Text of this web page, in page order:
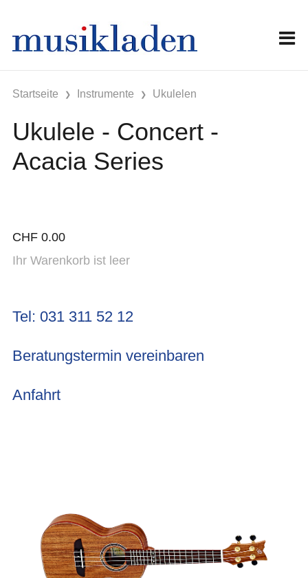
Startseite Instrumente Ukulelen
Ukulele - Concert -
Acacia Series
CHF 0.00
Ihr Warenkorb ist leer
Tel: 031 311 52 12
Beratungstermin vereinbaren
Anfahrt